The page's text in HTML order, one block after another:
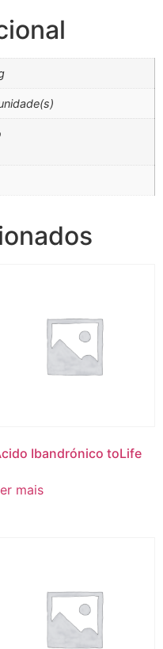
Ibandrónico toLife
mais